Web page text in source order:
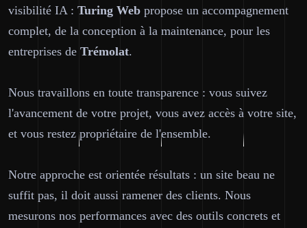
visibilité IA : Turing Web propose un accompagnement
complet, de la conception à la maintenance, pour les
entreprises de Trémolat.
Nous travaillons en toute transparence : vous suivez
l'avancement de votre projet, vous avez accès à votre site,
et vous restez propriétaire de l'ensemble.
Notre approche est orientée résultats : un site beau ne
suffit pas, il doit aussi ramener des clients. Nous
mesurons nos performances avec des outils concrets et